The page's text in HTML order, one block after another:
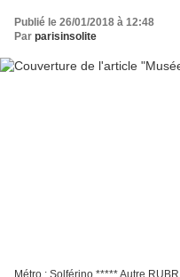
Publié le 26/01/2018 à 12:48
Par parisinsolite
Métro : Solférino ***** Autre